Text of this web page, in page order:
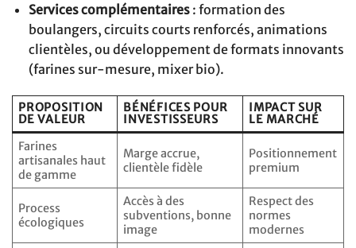
Services complémentaires: formation des
boulangers, circuits courts renforcés, animations
clientèles, ou développement de formats innovants
(farines sur-mesure, mixer bio).
PROPOSITION
DE VALEUR
BÉNÉFICES POUR
INVESTISSEURS
IMPACT SUR
LE MARCHÉ
Farines
artisanales haut
de gamme
Marge accrue,
clientèle fidèle
Positionnement
premium
Process
écologiques
Accès à des
subventions, bonne
image
Respect des
normes
modernes